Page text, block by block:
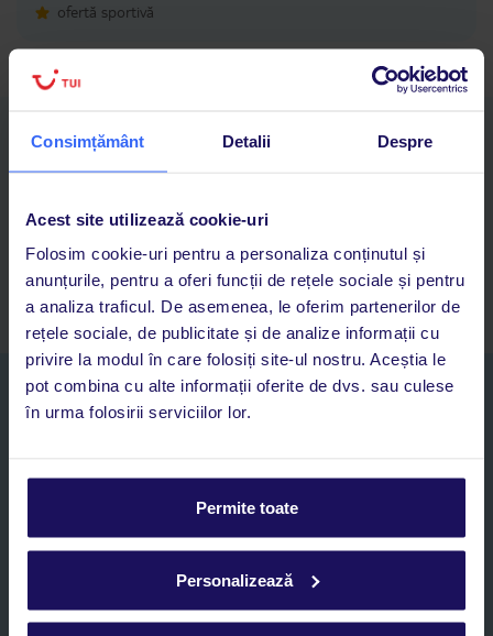
Consimțământ Detalii Despre
Acest site utilizează cookie-uri
Folosim cookie-uri pentru a personaliza conținutul și
anunțurile, pentru a oferi funcții de rețele sociale și pentru
a analiza traficul. De asemenea, le oferim partenerilor de
rețele sociale, de publicitate și de analize informații cu
privire la modul în care folosiți site-ul nostru. Aceștia le
pot combina cu alte informații oferite de dvs. sau culese
în urma folosirii serviciilor lor.
Permite toate
Personalizează
ofertă sportivă
Descarcă acum aplicația TUI
Acces la rezervările curente pentru vacanțe și hoteluri, într-o
Asistență 24/7 prin chat, pe toată durata vacanței
Abonați-vă la newsletter
NUME SI PRENUME*
Romania SRL în scopuri de marketing, în cadrul și în scopul
personal”, prin mijloace electronice de comunicare (e-mail),